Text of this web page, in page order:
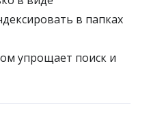
в папках
упрощает поиск и